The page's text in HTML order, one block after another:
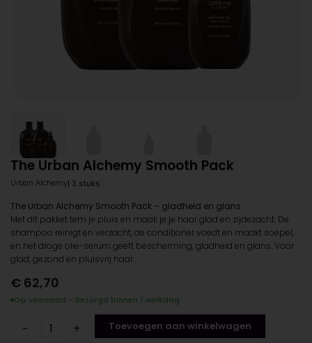
The Urban Alchemy Smooth Pack
Urban Alchemy| 3 stuks
The Urban Alchemy Smooth Pack – gladheid en glans
Met dit pakket tem je pluis en maak je je haar glad en zijdezacht. De
shampoo reinigt en verzacht, de conditioner voedt en maakt soepel,
en het droge olie-serum geeft bescherming, gladheid en glans. Voor
glad, gezond en pluisvrij haar.
€ 62,70
Op voorraad - Bezorgd binnen 1 werkdag
− + Toevoegen aan winkelwagen